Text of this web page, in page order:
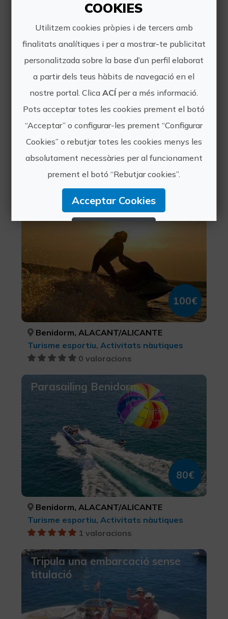
http://www.divingstones.com
comercial@divingstones.com
Experiències
pròximes
Jet Ski Benidorm
100€
Benidorm, ALACANT/ALICANTE
Turisme esportiu, Activitats nàutiques
0 valoracions
Parasailing Benidorm
80€
Benidorm, ALACANT/ALICANTE
Turisme esportiu, Activitats nàutiques
1 valoracions
Tripula una embarcació sense
titulació
COOKIES
Utilitzem cookies pròpies i de tercers amb
finalitats analítiques i per a mostrar-te publicitat
personalitzada sobre la base d’un perfil elaborat
a partir dels teus hàbits de navegació en el
nostre portal. ClicaACÍ per a més informació.
Pots acceptar totes les cookies prement el botó
“Acceptar” o configurar-les prement “Configurar
Cookies” o rebutjar totes les cookies menys les
absolutament necessàries per al funcionament
prement el botó “Rebutjar cookies”.
Acceptar Cookies
Configurar Cookies
Més informació